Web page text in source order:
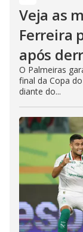
Veja as
Ferreira
após
O Palmeiras
final da Copa
diante do...